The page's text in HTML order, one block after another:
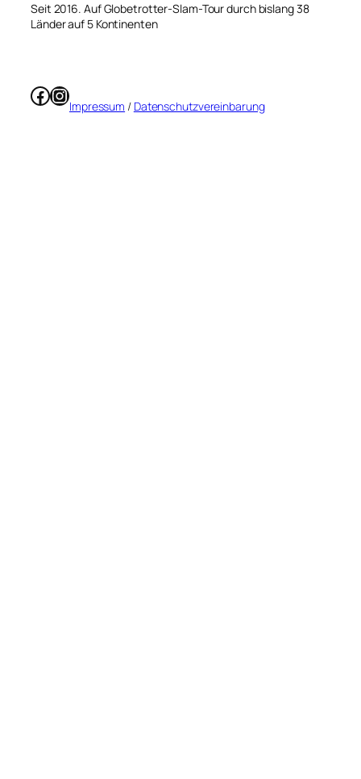
Seit 2016. Auf Globetrotter-Slam-Tour durch bislang 38
Länder auf 5 Kontinenten
Facebook
Instagram
Impressum / Datenschutzvereinbarung